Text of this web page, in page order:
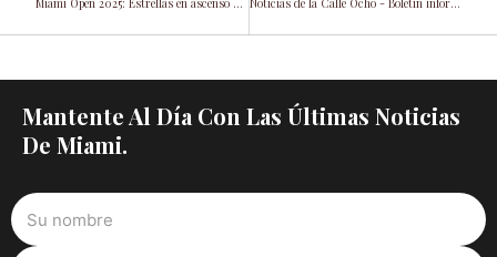
Miami Open 2025: Estrellas en ascenso y campeones conocidos preparan el escenario Noticias de la Calle Ocho - Boletín informativo - Febrero de 2025
Mantente Al Día Con Las Últimas Noticias
De Miami.